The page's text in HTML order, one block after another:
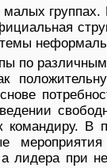
группах.
по
командиру. В
лидера при